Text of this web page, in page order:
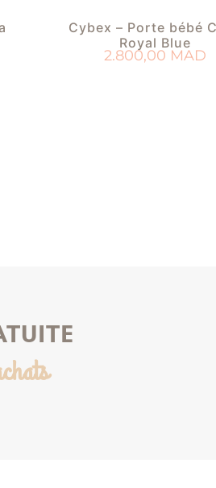
Cybex – Porte bébé
Royal Blue
2.800,00 MAD